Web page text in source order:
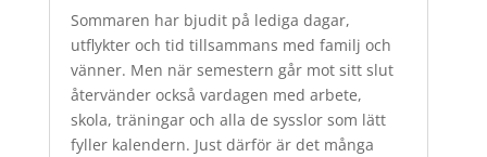
Sommaren har bjudit på lediga dagar,
utflykter och tid tillsammans med familj och
vänner. Men när semestern går mot sitt slut
återvänder också vardagen med arbete,
skola, träningar och alla de sysslor som lätt
fyller kalendern. Just därför är det många